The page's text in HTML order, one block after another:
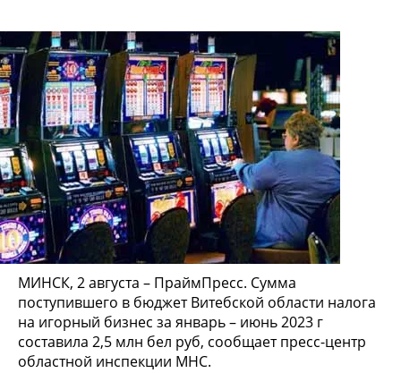
МИНСК, 2 августа – ПраймПресс. Сумма
поступившего в бюджет Витебской области налога
на игорный бизнес за январь – июнь 2023 г
составила 2,5 млн бел руб, сообщает пресс-центр
областной инспекции МНС.